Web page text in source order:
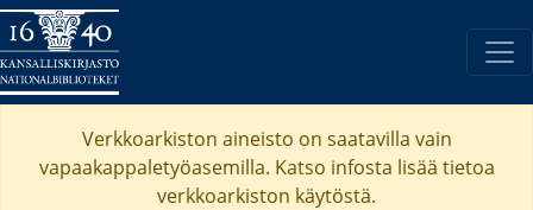
Verkkoarkiston aineisto on saatavilla vain
vapaakappaletyöasemilla. Katso infosta lisää tietoa
verkkoarkiston käytöstä.